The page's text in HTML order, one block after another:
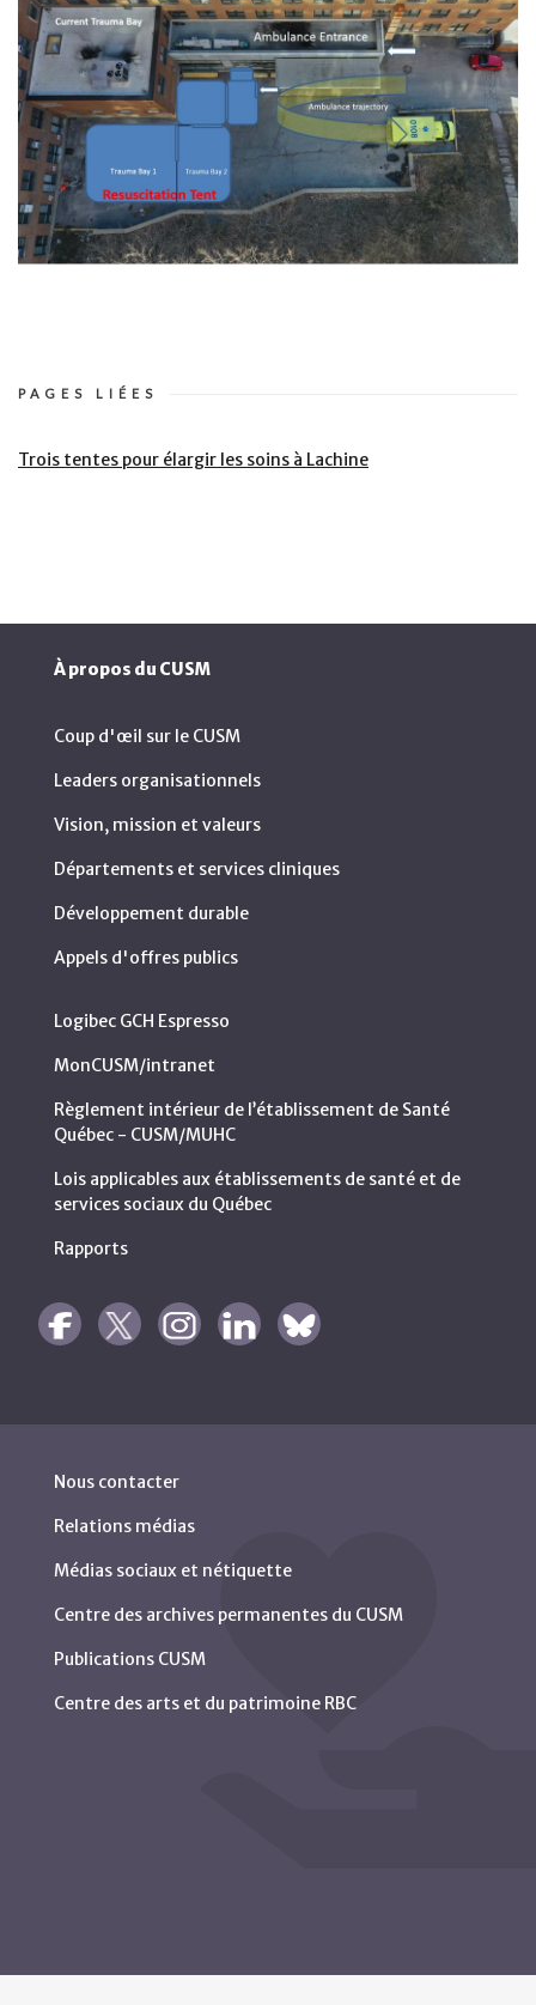
PAGES LIÉES
Trois tentes pour élargir les soins à Lachine
À propos du CUSM
Coup d'œil sur le CUSM
Leaders organisationnels
Vision, mission et valeurs
Départements et services cliniques
Développement durable
Appels d'offres publics
Logibec GCH Espresso
MonCUSM/intranet
Règlement intérieur de l’établissement de Santé
Québec - CUSM/MUHC
Lois applicables aux établissements de santé et de
services sociaux du Québec
Rapports
Nous contacter
Relations médias
Médias sociaux et nétiquette
Centre des archives permanentes du CUSM
Publications CUSM
Centre des arts et du patrimoine RBC